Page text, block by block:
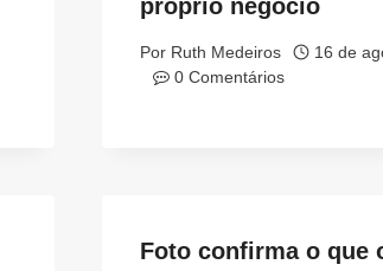
próprio negócio
Por Ruth Medeiros
16 de
0 Comentários
Foto confirma o que